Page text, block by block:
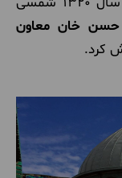
حسن خان معاون
کرد.